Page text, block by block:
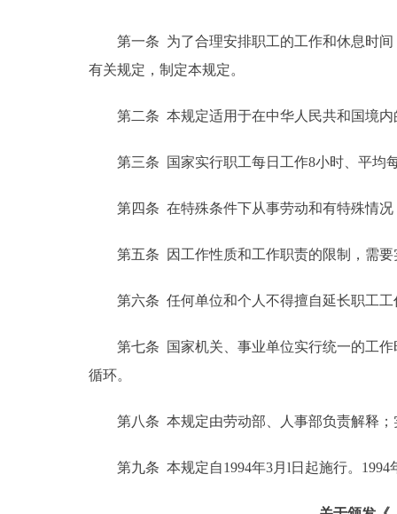
第一条 为了合理安排职工的工作和休息时间
有关规定，制定本规定。
第二条 本规定适用于在中华人民共和国境内
第三条 国家实行职工每日工作8小时、平均
第四条 在特殊条件下从事劳动和有特殊情况
第五条 因工作性质和工作职责的限制，需要
第六条 任何单位和个人不得擅自延长职工工
第七条 国家机关、事业单位实行统一的工作
循环。
第八条 本规定由劳动部、人事部负责解释；
第九条 本规定自1994年3月l日起施行。1994